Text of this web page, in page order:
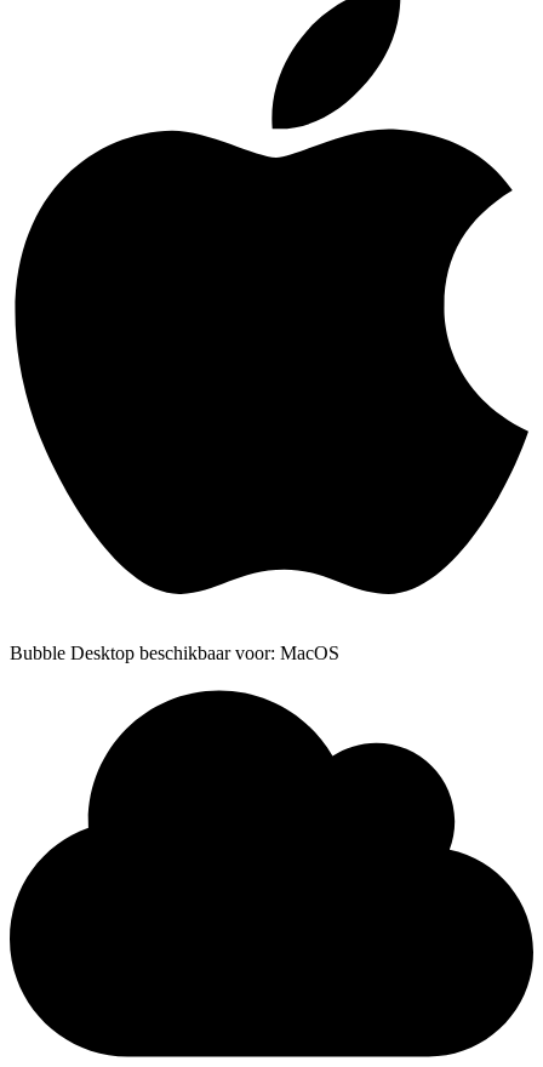
Bubble Desktop beschikbaar voor: MacOS